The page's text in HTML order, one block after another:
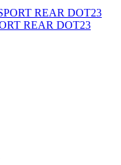
REAR DOT23